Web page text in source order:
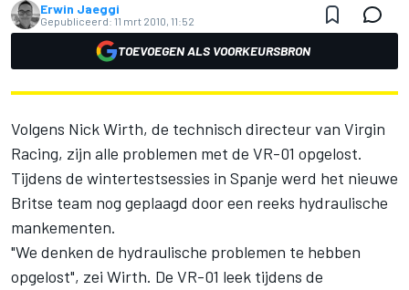
Erwin Jaeggi
Gepubliceerd: 11 mrt 2010, 11:52
TOEVOEGEN ALS VOORKEURSBRON
Volgens Nick Wirth, de technisch directeur van Virgin
Racing, zijn alle problemen met de VR-01 opgelost.
Tijdens de wintertestsessies in Spanje werd het nieuwe
Britse team nog geplaagd door een reeks hydraulische
mankementen.
"We denken de hydraulische problemen te hebben
opgelost", zei Wirth. De VR-01 leek tijdens de